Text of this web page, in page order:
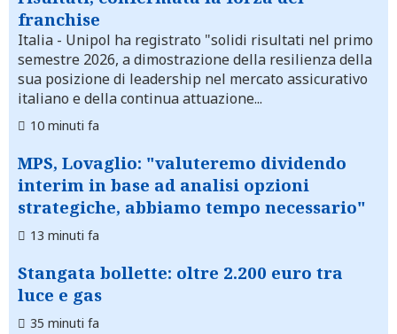
franchise
Italia - Unipol ha registrato "solidi risultati nel primo
semestre 2026, a dimostrazione della resilienza della
sua posizione di leadership nel mercato assicurativo
italiano e della continua attuazione...
10 minuti fa
MPS, Lovaglio: "valuteremo dividendo
interim in base ad analisi opzioni
strategiche, abbiamo tempo necessario"
13 minuti fa
Stangata bollette: oltre 2.200 euro tra
luce e gas
35 minuti fa